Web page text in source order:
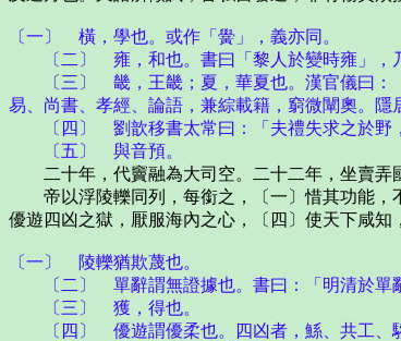
〔一〕 橫，學也。或作「黌」，義亦同。
〔二〕 雍，和也。書曰「黎人於變時雍」，乃
〔三〕 畿，王畿；夏，華夏也。漢官儀曰：「
易、尚書、孝經、論語，兼綜載籍，窮微闡奧。
〔四〕 劉歆移書太常曰：「夫禮失求之於野，
〔五〕 與音預。
二十年，代竇融為大司空。二十二年，坐賣弄
帝以浮陵轢同列，每銜之，〔一〕惜其功能，
優遊四凶之獄，厭服海內之心，〔四〕使天下咸知
〔一〕 陵轢猶欺蔑也。
〔二〕 單辭謂無證據也。書曰：「明清於單
〔三〕 獲，得也。
〔四〕 優遊謂優柔也。四凶者，鯀、共工、驩